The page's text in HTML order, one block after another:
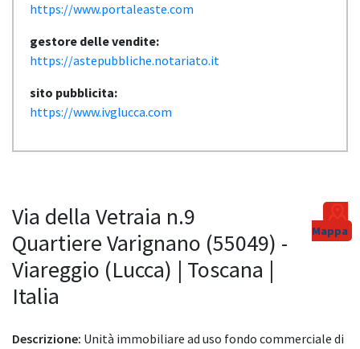
https://www.portaleaste.com
gestore delle vendite:
https://astepubbliche.notariato.it
sito pubblicita:
https://www.ivglucca.com
Via della Vetraia n.9
Quartiere Varignano (55049) -
Viareggio (Lucca) | Toscana |
Italia
Mappa
Descrizione: Unità immobiliare ad uso fondo commerciale di